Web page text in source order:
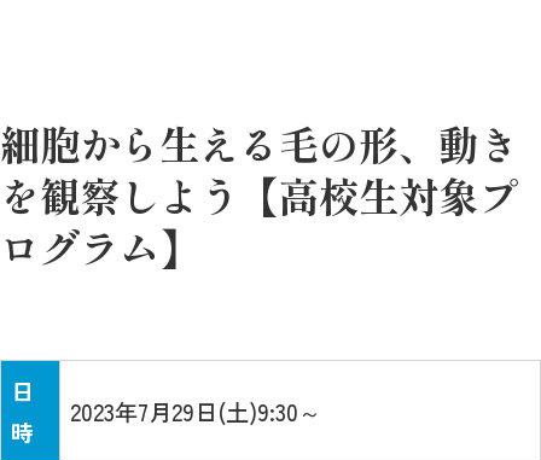
細胞から生える毛の形、動き
を観察しよう【高校生対象プ
ログラム】
日
時
2023年7月29日(土)9:30～